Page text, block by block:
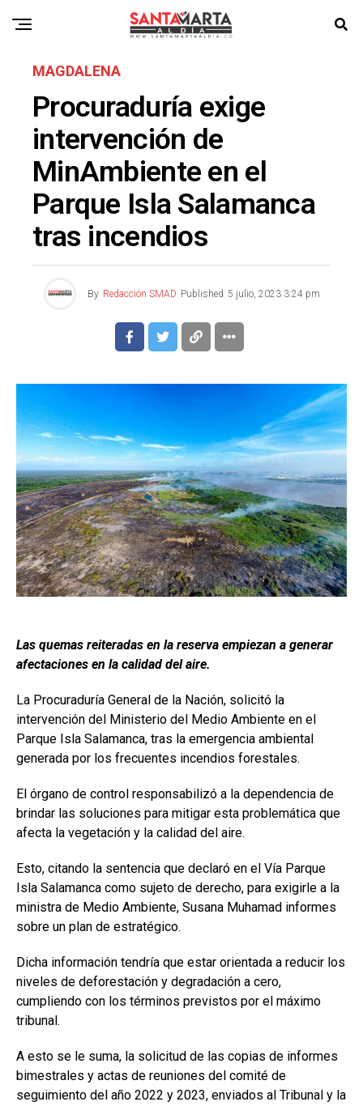
MAGDALENA
Procuraduría exige
intervención de
MinAmbiente en el
Parque Isla Salamanca
tras incendios
By Redacción SMAD Published 5 julio, 2023 3:24 pm
Las quemas reiteradas en la reserva empiezan a generar
afectaciones en la calidad del aire.
La Procuraduría General de la Nación, solicitó la
intervención del Ministerio del Medio Ambiente en el
Parque Isla Salamanca, tras la emergencia ambiental
generada por los frecuentes incendios forestales.
El órgano de control responsabilizó a la dependencia de
brindar las soluciones para mitigar esta problemática que
afecta la vegetación y la calidad del aire.
Esto, citando la sentencia que declaró en el Vía Parque
Isla Salamanca como sujeto de derecho, para exigirle a la
ministra de Medio Ambiente, Susana Muhamad informes
sobre un plan de estratégico.
Dicha información tendría que estar orientada a reducir los
niveles de deforestación y degradación a cero,
cumpliendo con los términos previstos por el máximo
tribunal.
A esto se le suma, la solicitud de las copias de informes
bimestrales y actas de reuniones del comité de
seguimiento del año 2022 y 2023, enviados al Tribunal y la